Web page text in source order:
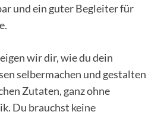
und ein guter Begleiter für
wir dir, wie du dein
selbermachen und gestalten
Zutaten, ganz ohne
Du brauchst keine